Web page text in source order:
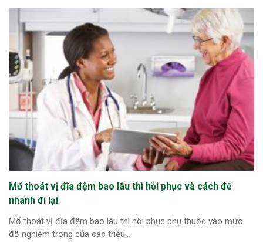
Mổ thoát vị đĩa đệm bao lâu thì hồi phục và cách để
nhanh đi lại
Mổ thoát vị đĩa đệm bao lâu thì hồi phục phụ thuộc vào mức
độ nghiêm trọng của các triệu...